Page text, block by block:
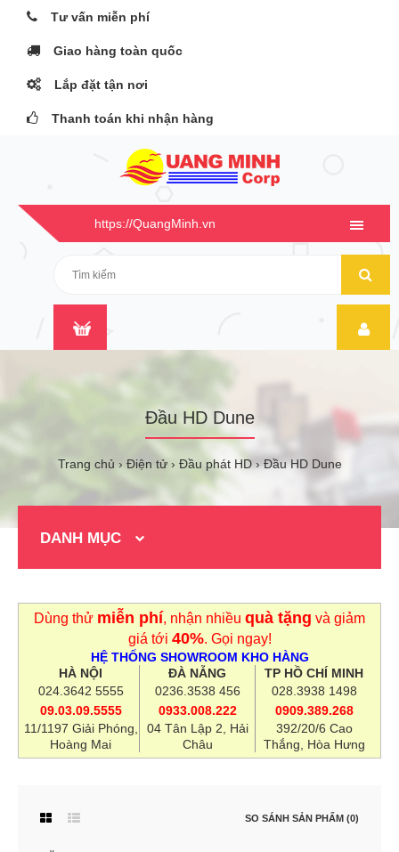
Tư vấn miễn phí
Giao hàng toàn quốc
Lắp đặt tận nơi
Thanh toán khi nhận hàng
https://QuangMinh.vn
Đầu HD Dune
Trang chủ Điện tử Đầu phát HD Đầu HD Dune
DANH MỤC
Dùng thử miễn phí, nhận nhiều quà tặng và giảm
giá tới 40%. Gọi ngay!
HỆ THỐNG SHOWROOM KHO HÀNG
HÀ NỘI
024.3642 5555
09.03.09.5555
11/1197 Giải Phóng,
Hoàng Mai
ĐÀ NẴNG
0236.3538 456
0933.008.222
04 Tân Lập 2, Hải
Châu
TP HỒ CHÍ MINH
028.3938 1498
0909.389.268
392/20/6 Cao
Thắng, Hòa Hưng
SO SÁNH SẢN PHẨM (0)